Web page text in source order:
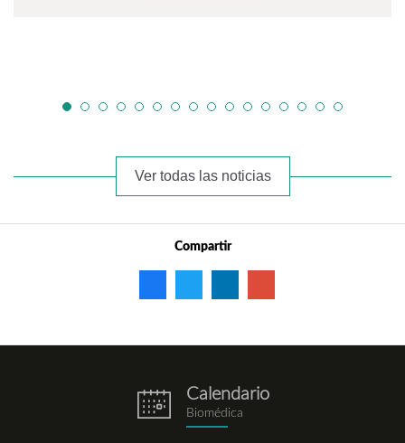
Ver todas las noticias
Compartir
eventos.png
Calendario
Biomédica